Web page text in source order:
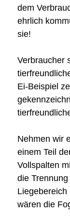
dem
ehrlich
sie!
Verbraucher
Ei-Beispiel
Nehmen wir
einem Teil
Vollspalten
die
wären die